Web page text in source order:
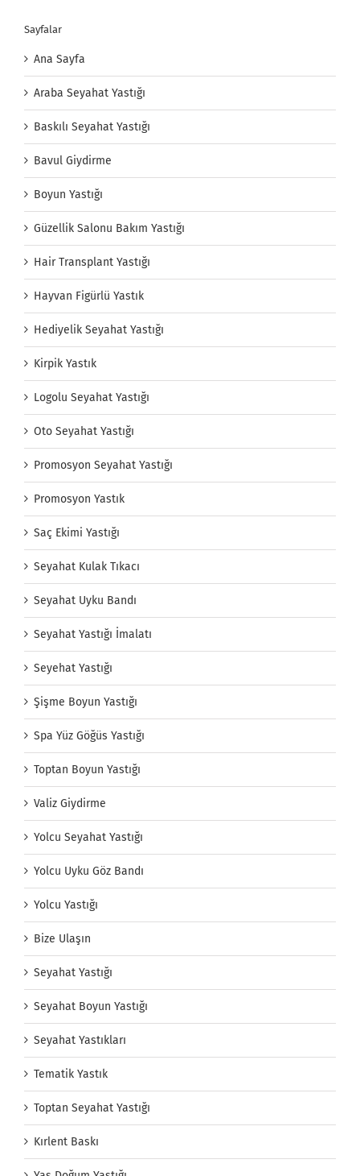
Sayfalar
Ana Sayfa
Araba Seyahat Yastığı
Baskılı Seyahat Yastığı
Bavul Giydirme
Boyun Yastığı
Güzellik Salonu Bakım Yastığı
Hair Transplant Yastığı
Hayvan Figürlü Yastık
Hediyelik Seyahat Yastığı
Kirpik Yastık
Logolu Seyahat Yastığı
Oto Seyahat Yastığı
Promosyon Seyahat Yastığı
Promosyon Yastık
Saç Ekimi Yastığı
Seyahat Kulak Tıkacı
Seyahat Uyku Bandı
Seyahat Yastığı İmalatı
Seyehat Yastığı
Şişme Boyun Yastığı
Spa Yüz Göğüs Yastığı
Toptan Boyun Yastığı
Valiz Giydirme
Yolcu Seyahat Yastığı
Yolcu Uyku Göz Bandı
Yolcu Yastığı
Bize Ulaşın
Seyahat Yastığı
Seyahat Boyun Yastığı
Seyahat Yastıkları
Tematik Yastık
Toptan Seyahat Yastığı
Kırlent Baskı